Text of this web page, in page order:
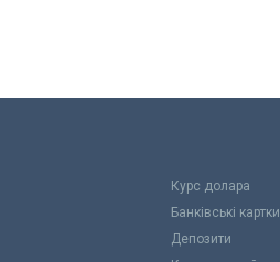
Курс долара
Банківські картки
Депозити